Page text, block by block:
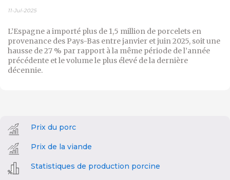
11-Jul-2025
L’Espagne a importé plus de 1,5 million de porcelets en
provenance des Pays-Bas entre janvier et juin 2025, soit une
hausse de 27 % par rapport à la même période de l’année
précédente et le volume le plus élevé de la dernière
décennie.
Prix du porc
Prix de la viande
Statistiques de production porcine